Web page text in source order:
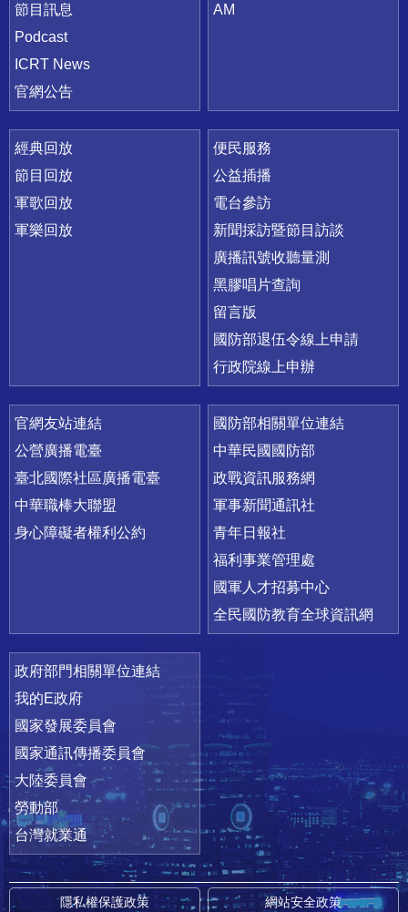
節目訊息
Podcast
ICRT News
官網公告
AM
經典回放
節目回放
軍歌回放
軍樂回放
便民服務
公益插播
電台參訪
新聞採訪暨節目訪談
廣播訊號收聽量測
黑膠唱片查詢
留言版
國防部退伍令線上申請
行政院線上申辦
官網友站連結
公營廣播電臺
臺北國際社區廣播電臺
中華職棒大聯盟
身心障礙者權利公約
國防部相關單位連結
中華民國國防部
政戰資訊服務網
軍事新聞通訊社
青年日報社
福利事業管理處
國軍人才招募中心
全民國防教育全球資訊網
政府部門相關單位連結
我的E政府
國家發展委員會
國家通訊傳播委員會
大陸委員會
勞動部
台灣就業通
隱私權保護政策 網站安全政策